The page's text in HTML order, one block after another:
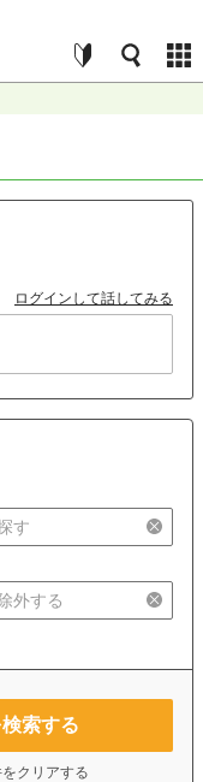
ログインして話してみる
索する
クリアする